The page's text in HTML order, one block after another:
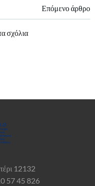
Επόμενο άρθρο
σχόλια
12132
57 45 826